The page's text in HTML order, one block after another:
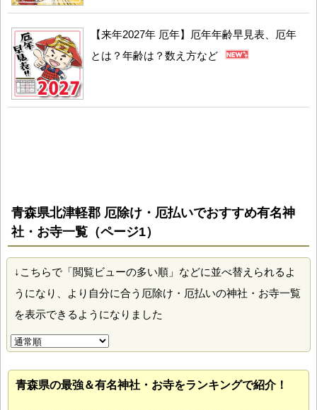
【来年2027年 厄年】厄年年齢早見表、厄年
とは？年齢は？数え方など
青森県北津軽郡 厄除け・厄払いでおすすめ有名神
社・お寺一覧（ページ1）
↓こちらで「閲覧ビューの多い順」などに並べ替えられるよ
うになり、より自分に合う厄除け・厄払いの神社・お寺一覧
を表示できるようになりました
青森県の最強＆有名神社・お寺をランキングで紹介！